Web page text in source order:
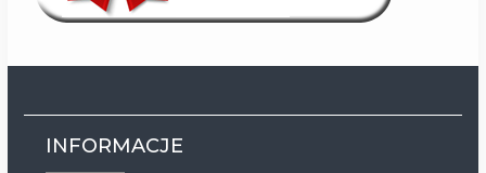
INFORMACJE